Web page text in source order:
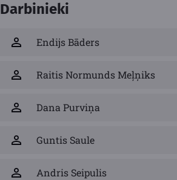
Darbinieki
Endijs Bāders
Raitis Normunds Meļņiks
Dana Purviņa
Guntis Saule
Andris Seipulis